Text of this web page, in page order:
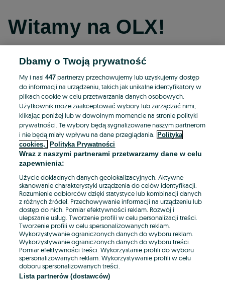
Witamy na OLX!
Kontynuuj przez Facebooka
Kontynuuj przez konto Apple
Kontynuuj przez konto Google
LUB
E-mail
Hasło
Dbamy o Twoją prywatność
My i nasi447 partnerzy przechowujemy lub uzyskujemy dostęp
do informacji na urządzeniu, takich jak unikalne identyfikatory w
plikach cookie w celu przetwarzania danych osobowych.
Użytkownik może zaakceptować wybory lub zarządzać nimi,
klikając poniżej lub w dowolnym momencie na stronie polityki
prywatności. Te wybory będą sygnalizowane naszym partnerom
i nie będą miały wpływu na dane przeglądania.
Polityka
cookies,
Polityka Prywatności
Wraz z naszymi partnerami przetwarzamy dane w celu
zapewnienia:
Użycie dokładnych danych geolokalizacyjnych. Aktywne
skanowanie charakterystyki urządzenia do celów identyfikacji.
Rozumienie odbiorców dzięki statystyce lub kombinacji danych
z różnych źródeł. Przechowywanie informacji na urządzeniu lub
dostęp do nich. Pomiar efektywności reklam. Rozwój i
ulepszanie usług. Tworzenie profili w celu personalizacji treści.
Tworzenie profili w celu spersonalizowanych reklam.
Wykorzystywanie ograniczonych danych do wyboru reklam.
Wykorzystywanie ograniczonych danych do wyboru treści.
Pomiar efektywności treści. Wykorzystanie profili do wyboru
spersonalizowanych reklam. Wykorzystywanie profili w celu
doboru spersonalizowanych treści.
Lista partnerów (dostawców)